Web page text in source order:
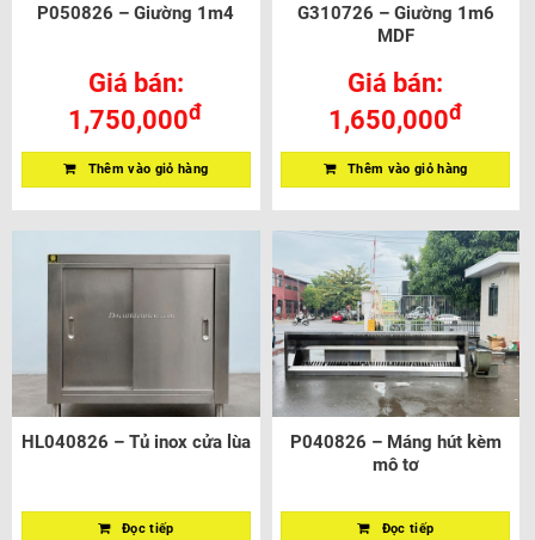
P050826 – Giường 1m4
Giá bán:
1,750,000đ
Thêm vào giỏ hàng
G310726 – Giường 1m6
MDF
Giá bán:
1,650,000đ
Thêm vào giỏ hàng
HL040826 – Tủ inox cửa lùa
Đọc tiếp
P040826 – Máng hút kèm
mô tơ
Đọc tiếp